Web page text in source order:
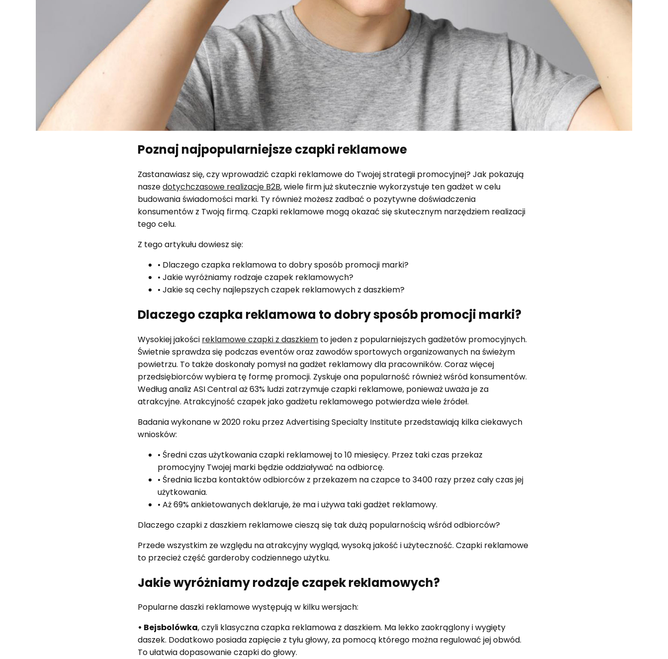
Poznaj najpopularniejsze czapki reklamowe
Zastanawiasz się, czy wprowadzić czapki reklamowe do Twojej strategii promocyjnej? Jak pokazują
naszedotychczasowe realizacje B2B, wiele firm już skutecznie wykorzystuje ten gadżet w celu
budowania świadomości marki. Ty również możesz zadbać o pozytywne doświadczenia
konsumentów z Twoją firmą. Czapki reklamowe mogą okazać się skutecznym narzędziem realizacji
tego celu.
Z tego artykułu dowiesz się:
• Dlaczego czapka reklamowa to dobry sposób promocji marki?
• Jakie wyróżniamy rodzaje czapek reklamowych?
• Jakie są cechy najlepszych czapek reklamowych z daszkiem?
Dlaczego czapka reklamowa to dobry sposób promocji marki?
Wysokiej jakości reklamowe czapki z daszkiem to jeden z popularniejszych gadżetów promocyjnych.
Świetnie sprawdza się podczas eventów oraz zawodów sportowych organizowanych na świeżym
powietrzu. To także doskonały pomysł na gadżet reklamowy dla pracowników. Coraz więcej
przedsiębiorców wybiera tę formę promocji. Zyskuje ona popularność również wśród konsumentów.
Według analiz ASI Central aż 63% ludzi zatrzymuje czapki reklamowe, ponieważ uważa je za
atrakcyjne. Atrakcyjność czapek jako gadżetu reklamowego potwierdza wiele źródeł.
Badania wykonane w 2020 roku przez Advertising Specialty Institute przedstawiają kilka ciekawych
wniosków:
• Średni czas użytkowania czapki reklamowej to 10 miesięcy. Przez taki czas przekaz
promocyjny Twojej marki będzie oddziaływać na odbiorcę.
• Średnia liczba kontaktów odbiorców z przekazem na czapce to 3400 razy przez cały czas jej
użytkowania.
• Aż 69% ankietowanych deklaruje, że ma i używa taki gadżet reklamowy.
Dlaczego czapki z daszkiem reklamowe cieszą się tak dużą popularnością wśród odbiorców?
Przede wszystkim ze względu na atrakcyjny wygląd, wysoką jakość i użyteczność. Czapki reklamowe
to przecież część garderoby codziennego użytku.
Jakie wyróżniamy rodzaje czapek reklamowych?
Popularne daszki reklamowe występują w kilku wersjach:
• Bejsbolówka, czyli klasyczna czapka reklamowa z daszkiem. Ma lekko zaokrąglony i wygięty
daszek. Dodatkowo posiada zapięcie z tyłu głowy, za pomocą którego można regulować jej obwód.
To ułatwia dopasowanie czapki do głowy.